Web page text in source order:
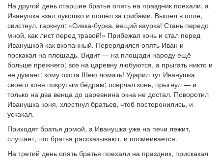
На другой день старшие братья опять на праздник поехали, а
Иванушка взял лукошко и пошёл за грибами. Вышел в поле,
свистнул, гаркнул: «Сивка-бурка, вещий каурка! Стань передо
мной, как лист перед травой!» Прибежал конь и стал перед
Иванушкой как вкопанный. Перерядился опять Иван и
поскакал на площадь. Видит — на площади народу ещё
больше прежнего; все на царевну любуются, а прыгать никто и
не думает: кому охота Шею ломать! Ударил тут Иванушка
своего коня покрутым бёдрам; осерчал конь, прыгнул — и
только на два венца до царевнина окна не достал. Поворотил
Иванушка коня, хлестнул братьев, чтоб посторонились, и
ускакал.
Приходят братья домой, а Иванушка уже на печи лежит,
слушает, что братья рассказывают, и посмеивается.
На третий день опять братья поехали на праздник, прискакал